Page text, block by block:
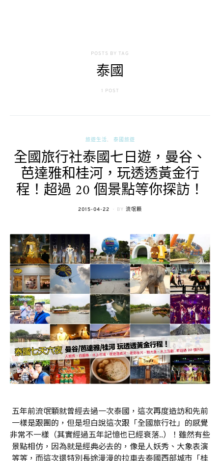
POSTS BY TAG
泰國
1 POST
旅遊生活 泰國旅遊
全國旅行社泰國七日遊，曼谷、
芭達雅和桂河，玩透透黃金行
程！超過 20 個景點等你探訪！
POSTED
2015-04-22 BY 流氓顆
五年前流氓顆就曾經去過一次泰國，這次再度造訪和先前
一樣是跟團的，但是坦白說這次跟「全國旅行社」的感覺
非常不一樣（其實經過五年記憶也已經衰落..）！雖然有些
景點相仿，因為就是經典必去的，像是人妖秀、大象表演
等等，而這次還特別長途漫漫的拉車去泰國西部城市「桂